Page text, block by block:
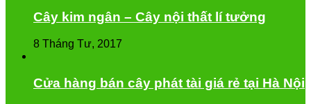
Cây kim ngân – Cây nội thất lí tưởng
8 Tháng Tư, 2017
Cửa hàng bán cây phát tài giá rẻ tại Hà Nội